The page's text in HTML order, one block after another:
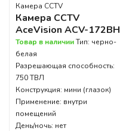
Камера CCTV
Камера CCTV
AceVision ACV-172BH
Товар в наличииТип: черно-
белая
Разрешающая способность:
750 ТВЛ
Конструкция: мини (глазок)
Применение: внутри
помещений
День/ночь: нет